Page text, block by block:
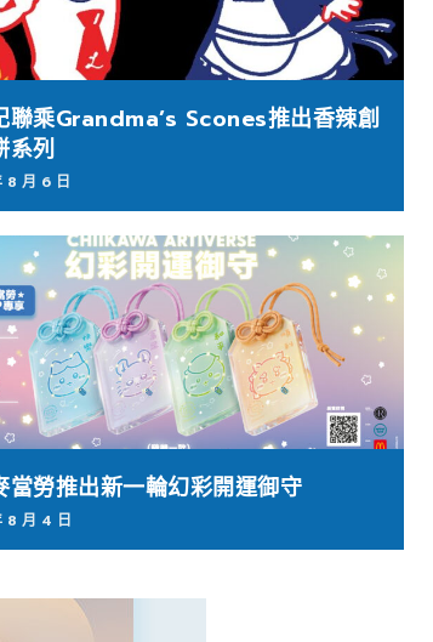
聯乘Grandma’s Scones推出香辣創
系列
8 月 6 日
當勞推出新一輪幻彩開運御守
8 月 4 日